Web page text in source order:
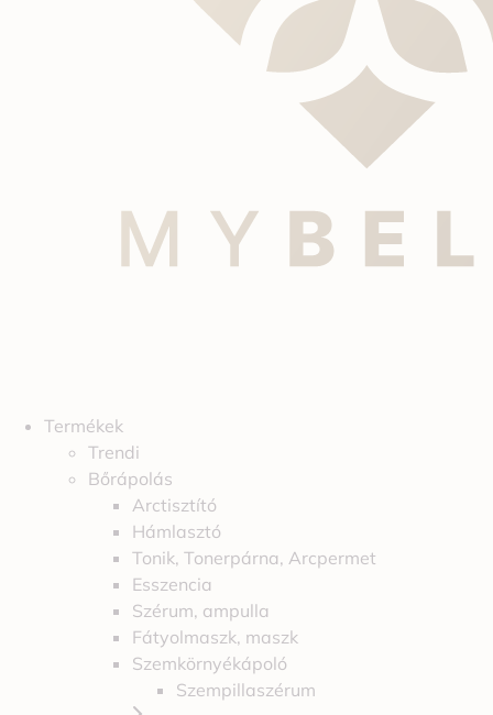
Termékek
Trendi
Bőrápolás
Arctisztító
Hámlasztó
Tonik, Tonerpárna, Arcpermet
Esszencia
Szérum, ampulla
Fátyolmaszk, maszk
Szemkörnyékápoló
Szempillaszérum